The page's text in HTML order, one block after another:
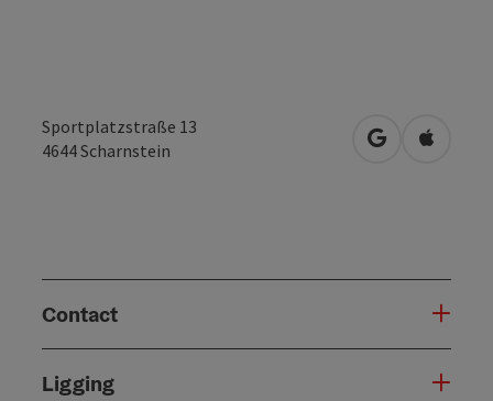
Sportplatzstraße 13
4644Scharnstein Openen in
Contact
Ligging